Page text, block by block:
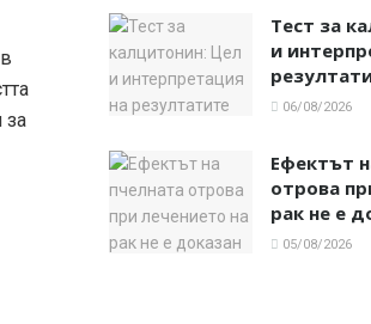
за
Тест за
и
06/08/2026
Ефектът
отрова
рак не е
05/08/2026